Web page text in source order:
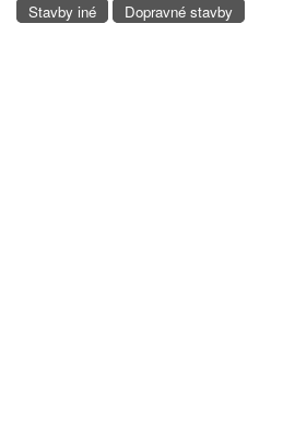
Stavby iné Dopravné stavby